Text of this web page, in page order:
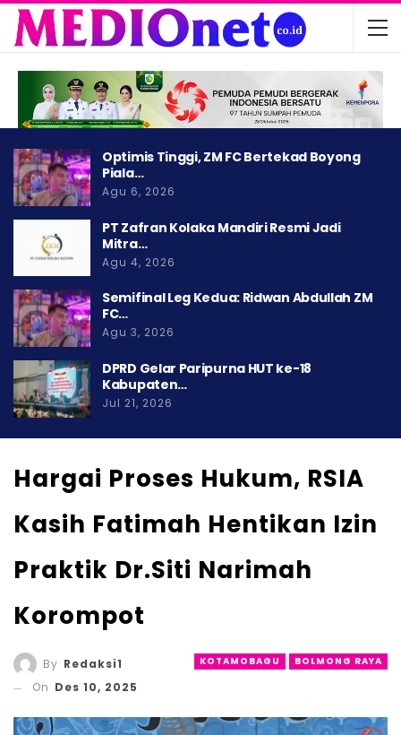
Optimis Tinggi, ZM FC Bertekad Boyong
Piala…
Agu 6, 2026
PT Zafran Kolaka Mandiri Resmi Jadi
Mitra…
Agu 4, 2026
Semifinal Leg Kedua: Ridwan Abdullah ZM
FC…
Agu 3, 2026
DPRD Gelar Paripurna HUT ke-18
Kabupaten…
Jul 21, 2026
Hargai Proses Hukum, RSIA
Kasih Fatimah Hentikan Izin
Praktik Dr.Siti Narimah
Korompot
KOTAMOBAGU BOLMONG RAYA
By Redaksi1
On Des 10, 2025